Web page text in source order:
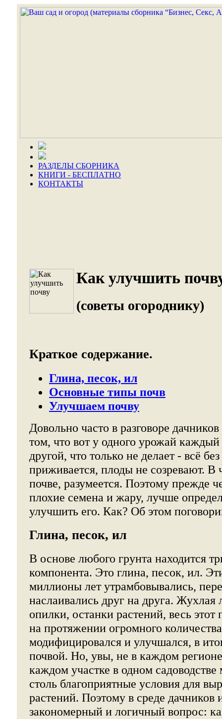
РАЗДЕЛЫ СБОРНИКА
КНИГИ - БЕСПЛАТНО
КОНТАКТЫ
Как улучшить
(советы огороднику)
Краткое содержание.
Глина, песок, ил
Основные типы почв
Улучшаем почву
Довольно часто в разговоре
том, что вот у одного урожай каждый
другой, что только не делает - всё
приживается, плоды не созревают. В
почве, разумеется. Поэтому прежде
плохие семена и жару, лучше
улучшить его. Как? Об этом
Глина, песок, ил
В основе любого грунта находится
компонента. Это глина, песок, ил.
миллионы лет утрамбовывались,
наслаивались друг на друга. Жухлая
опилки, останки растений, весь
на протяжении огромного
модифицировался и улучшался, в
почвой. Но, увы, не в каждом
каждом участке в одном садоводстве
столь благоприятные условия для
растений. Поэтому в среде дачников
закономерный и логичный вопрос: